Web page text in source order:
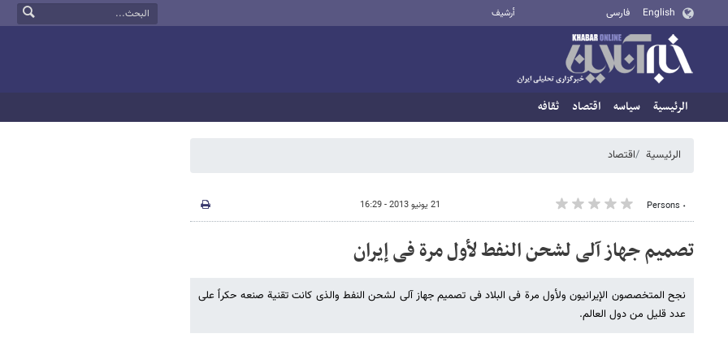
English فارسی أرشيف
الرئيسية سیاسه اقتصاد ثقافه
الرئيسية اقتصاد
٠ Persons 21 يونيو 2013 - 16:29
تصمیم جهاز آلی لشحن النفط لأول مرة فی إیران
نجح المتخصصون الإیرانیون ولأول مرة فی البلاد فی تصمیم جهاز آلی لشحن النفط والذی کانت تقنیة صنعه حکراً علی
عدد قلیل من دول العالم.